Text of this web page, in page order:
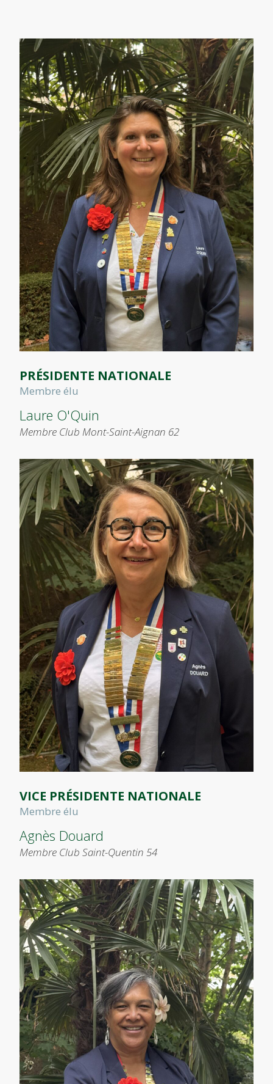
PRÉSIDENTE NATIONALE
Membre élu
Laure O'Quin​
Membre Club Mont-Saint-Aignan 62
VICE PRÉSIDENTE NATIONALE
Membre élu
Agnès Douard
Membre Club Saint-Quentin 54